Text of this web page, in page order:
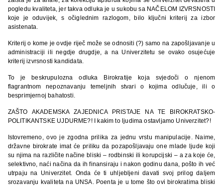
pogledu kvaliteta, jer takva odluka je u sukobu sa NAČELOM IZVRSNOSTI
koje je oduvijek, s očiglednim razlogom, bilo ključni kriterij za izbor
asistenata.
Kriterij o kome je ovdje riječ može se odnositi (?) samo na zapošljavanje u
administraciji ili negdje drugdje, a na Univerzitetu se ovako osujećuje
kriterij izvrsnosti kandidata.
To je beskrupulozna odluka Birokratije koja svjedoči o njenom
flagrantnom nepoznavanju temeljnih stvari o kojima odlučuje, ili o
besprimjernoj bahatosti.
ZAŠTO AKADEMSKA ZAJEDNICA PRISTAJE NA TE BIROKRATSKO-
POLITIKANTSKE UJDURME?! I kakim to ljudima ostavljamo Univerzitet?!
Istovremeno, ovo je zgodna prilika za jednu vrstu manipulacije. Naime,
državne birokrate imat će priliku da pozapošljavaju one mlade ljude koji
su njima na različite načine bliski – rodbinski ili korupcijski – a za koje će,
selektivno, naći načina da ih finansiraju i nakon godinu dana, pošto ih već
utrpaju na Univerzitet. Onda će ti uhljebljeni davati svoj prilog daljem
srozavanju kvaliteta na UNSA. Poenta je u tome što ovi birokratima bliski